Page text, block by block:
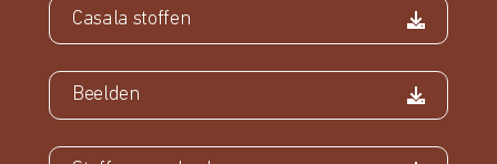
Casala stoffen
Beelden